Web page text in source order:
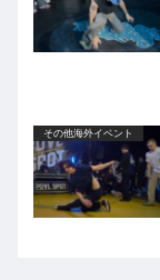
その他海外イベント